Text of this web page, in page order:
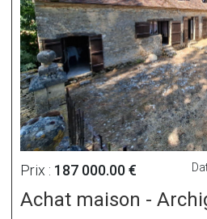
Prix : 187 000.00 €
Achat maison -